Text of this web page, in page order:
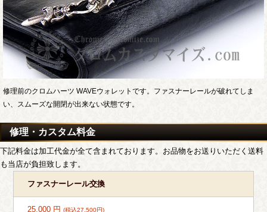
修理前のクロムハーツ WAVEウォレットです。ファスナーレールが破れてしま
い、スムーズな開閉が出来ない状態です。
修理・カスタム料金
下記料金は加工代金が全て含まれております。お品物をお送りいただく送料
も当店が負担致します。
ファスナーレール交換
25,000 円(税込27,500円)